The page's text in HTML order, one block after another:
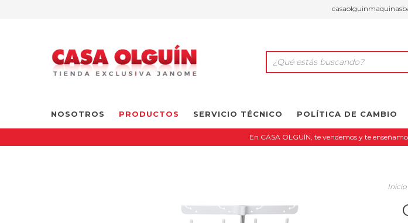
NOSOTROS PRODUCTOS SERVICIO TÉCNICO POLÍTICA DE CAMBIO
En CASA OLGUÍN, te vendemos y te
Inicio